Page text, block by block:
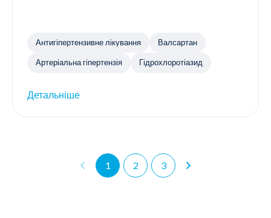
Антигіпертензивне лікування Валсартан
Артеріальна гіпертензія Гідрохлоротіазид
Детальніше
1 2 3